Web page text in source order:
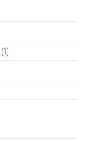
(1)